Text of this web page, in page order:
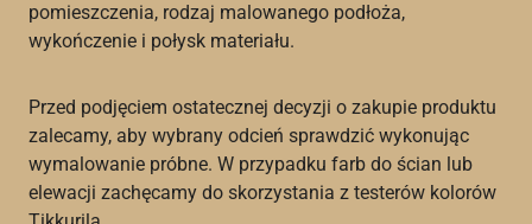
pomieszczenia, rodzaj malowanego podłoża,
wykończenie i połysk materiału.
Przed podjęciem ostatecznej decyzji o zakupie produktu
zalecamy, aby wybrany odcień sprawdzić wykonując
wymalowanie próbne. W przypadku farb do ścian lub
elewacji zachęcamy do skorzystania z testerów kolorów